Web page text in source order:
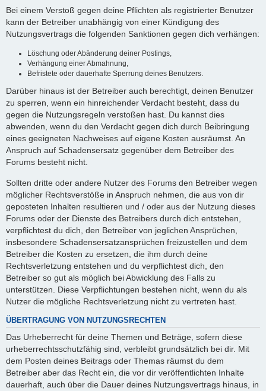
Bei einem Verstoß gegen deine Pflichten als registrierter Benutzer
kann der Betreiber unabhängig von einer Kündigung des
Nutzungsvertrags die folgenden Sanktionen gegen dich verhängen:
Löschung oder Abänderung deiner Postings,
Verhängung einer Abmahnung,
Befristete oder dauerhafte Sperrung deines Benutzers.
Darüber hinaus ist der Betreiber auch berechtigt, deinen Benutzer
zu sperren, wenn ein hinreichender Verdacht besteht, dass du
gegen die Nutzungsregeln verstoßen hast. Du kannst dies
abwenden, wenn du den Verdacht gegen dich durch Beibringung
eines geeigneten Nachweises auf eigene Kosten ausräumst. An
Anspruch auf Schadensersatz gegenüber dem Betreiber des
Forums besteht nicht.
Sollten dritte oder andere Nutzer des Forums den Betreiber wegen
möglicher Rechtsverstöße in Anspruch nehmen, die aus von dir
geposteten Inhalten resultieren und / oder aus der Nutzung dieses
Forums oder der Dienste des Betreibers durch dich entstehen,
verpflichtest du dich, den Betreiber von jeglichen Ansprüchen,
insbesondere Schadensersatzansprüchen freizustellen und dem
Betreiber die Kosten zu ersetzen, die ihm durch deine
Rechtsverletzung entstehen und du verpflichtest dich, den
Betreiber so gut als möglich bei Abwicklung des Falls zu
unterstützen. Diese Verpflichtungen bestehen nicht, wenn du als
Nutzer die mögliche Rechtsverletzung nicht zu vertreten hast.
ÜBERTRAGUNG VON NUTZUNGSRECHTEN
Das Urheberrecht für deine Themen und Beträge, sofern diese
urheberrechtsschutzfähig sind, verbleibt grundsätzlich bei dir. Mit
dem Posten deines Beitrags oder Themas räumst du dem
Betreiber aber das Recht ein, die vor dir veröffentlichten Inhalte
dauerhaft, auch über die Dauer deines Nutzungsvertrags hinaus, in